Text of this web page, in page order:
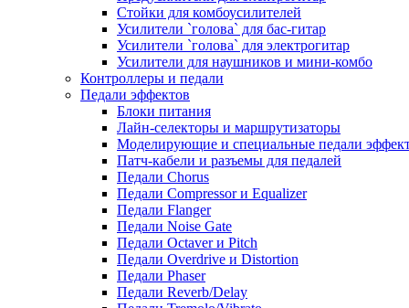
Стойки для комбоусилителей
Усилители `голова` для бас-гитар
Усилители `голова` для электрогитар
Усилители для наушников и мини-комбо
Контроллеры и педали
Педали эффектов
Блоки питания
Лайн-селекторы и маршрутизаторы
Моделирующие и специальные педали
Патч-кабели и разъемы для педалей
Педали Chorus
Педали Compressor и Equalizer
Педали Flanger
Педали Noise Gate
Педали Octaver и Pitch
Педали Overdrive и Distortion
Педали Phaser
Педали Reverb/Delay